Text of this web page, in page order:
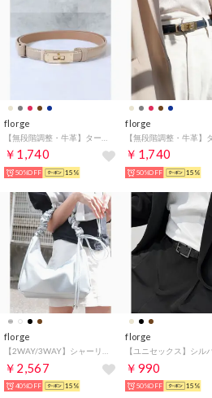
florge
￥1,740
50%OFF 15%
florge
￥1,740
50%OFF 15%
florge
【2WAY/3WAY】シャーリングリボンレザーショルダーバッグ/ハンドバッグ/ホーボーバッグ （シルバー）
￥2,567
40%OFF 15%
florge
￥990
50%OFF 15%